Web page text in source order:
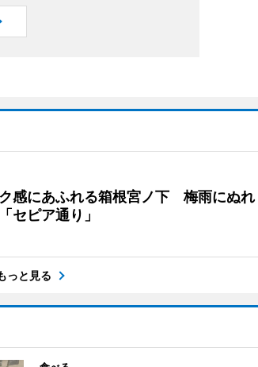
感にあふれる箱根宮ノ下 梅雨にぬれ
セピア通り」
っと見る